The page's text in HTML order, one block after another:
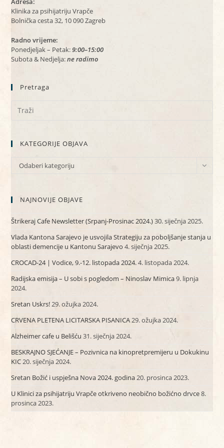
Klinika za psihijatriju Vrapče
Bolnička cesta 32, 10 090 Zagreb
Radno vrijeme:
Ponedjeljak – Petak:9:00–15:00
Subota & Nedjelja:ne radimo
Pretraga
KATEGORIJE OBJAVA
KATEGORIJE
Odaberi kategoriju
NAJNOVIJE OBJAVE
Štrikeraj Cafe Newsletter (Srpanj-Prosinac 2024.)30. siječnja 2025.
Vlada Kantona Sarajevo je usvojila Strategiju za poboljšanje stanja u
oblasti demencije u Kantonu Sarajevo 4. siječnja 2025.
CROCAD-24 | Vodice, 9.-12. listopada 2024.4. listopada 2024.
Radijska emisija – U sobi s pogledom – Ninoslav Mimica9. lipnja
2024.
Sretan Uskrs!29. ožujka 2024.
CRVENA PLETENA LICITARSKA PISANICA29. ožujka 2024.
Alzheimer cafe u Belišću 31. siječnja 2024.
BESKRAJNO SJEĆANJE – Pozivnica na kinopretpremijeru u Dokukinu
KIC20. siječnja 2024.
Sretan Božić i uspješna Nova 2024. godina20. prosinca 2023.
U Klinici za psihijatriju Vrapče otkriveno neobično božićno drvce8.
prosinca 2023.